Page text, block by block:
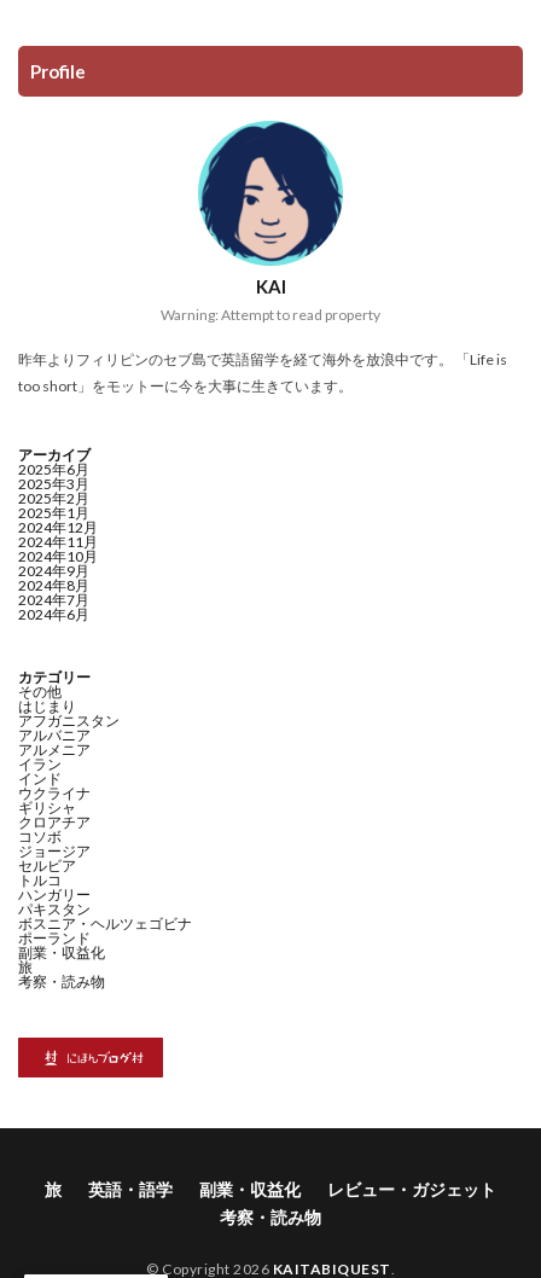
Profile
KAI
Warning: Attempt to read property
昨年よりフィリピンのセブ島で英語留学を経て海外を放浪中です。 「Life is
too short」をモットーに今を大事に生きています。
アーカイブ
2025年6月
2025年3月
2025年2月
2025年1月
2024年12月
2024年11月
2024年10月
2024年9月
2024年8月
2024年7月
2024年6月
カテゴリー
その他
はじまり
アフガニスタン
アルバニア
アルメニア
イラン
インド
ウクライナ
ギリシャ
クロアチア
コソボ
ジョージア
セルビア
トルコ
ハンガリー
パキスタン
ボスニア・ヘルツェゴビナ
ポーランド
副業・収益化
旅
考察・読み物
旅 英語・語学 副業・収益化
レビュー・ガジェット
考察・読み物
© Copyright 2026 KAITABIQUEST.